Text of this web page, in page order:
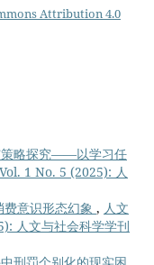
Attribution 4.0
策略探究——以学习任
1 No. 5 (2025): 人
意识形态幻象 , 人文
人文与社会科学学刊